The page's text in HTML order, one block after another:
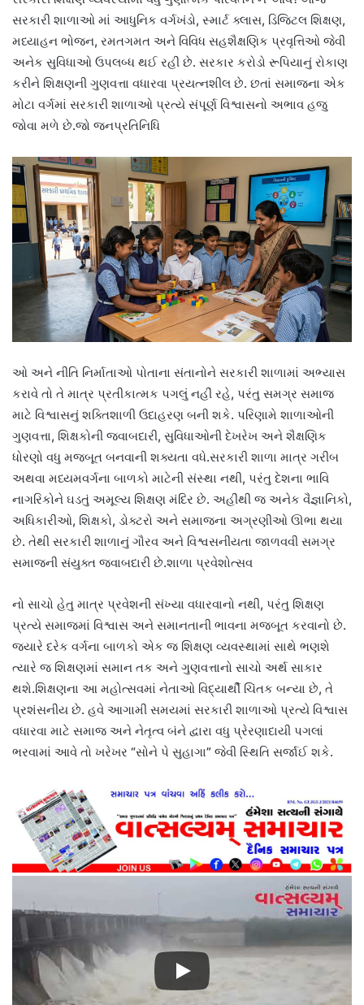
સરકારી શાળાઓ માં આધુનિક વર્ગખંડો, સ્માર્ટ ક્લાસ, ડિજિટલ શિક્ષણ,
મધ્યાહન ભોજન, રમતગમત અને વિવિધ સહશૈક્ષણિક પ્રવૃત્તિઓ જેવી
અનેક સુવિધાઓ ઉપલબ્ધ થઈ રહી છે. સરકાર કરોડો રૂપિયાનું રોકાણ
કરીને શિક્ષણની ગુણવત્તા વધારવા પ્રયત્નશીલ છે. છતાં સમાજના એક
મોટા વર્ગમાં સરકારી શાળાઓ પ્રત્યે સંપૂર્ણ વિશ્વાસનો અભાવ હજુ
જોવા મળે છે.જો જનપ્રતિનિધિ
ઓ અને નીતિ નિર્માતાઓ પોતાના સંતાનોને સરકારી શાળામાં અભ્યાસ
કરાવે તો તે માત્ર પ્રતીકાત્મક પગલું નહીં રહે, પરંતુ સમગ્ર સમાજ
માટે વિશ્વાસનું શક્તિશાળી ઉદાહરણ બની શકે. પરિણામે શાળાઓની
ગુણવત્તા, શિક્ષકોની જવાબદારી, સુવિધાઓની દેખરેખ અને શૈક્ષણિક
ધોરણો વધુ મજબૂત બનવાની શક્યતા વધે.સરકારી શાળા માત્ર ગરીબ
અથવા મધ્યમવર્ગના બાળકો માટેની સંસ્થા નથી, પરંતુ દેશના ભાવિ
નાગરિકોને ઘડતું અમૂલ્ય શિક્ષણ મંદિર છે. અહીંથી જ અનેક વૈજ્ઞાનિકો,
અધિકારીઓ, શિક્ષકો, ડોક્ટરો અને સમાજના અગ્રણીઓ ઊભા થયા
છે. તેથી સરકારી શાળાનું ગૌરવ અને વિશ્વસનીયતા જાળવવી સમગ્ર
સમાજની સંયુક્ત જવાબદારી છે.શાળા પ્રવેશોત્સવ
નો સાચો હેતુ માત્ર પ્રવેશની સંખ્યા વધારવાનો નથી, પરંતુ શિક્ષણ
પ્રત્યે સમાજમાં વિશ્વાસ અને સમાનતાની ભાવના મજબૂત કરવાનો છે.
જ્યારે દરેક વર્ગના બાળકો એક જ શિક્ષણ વ્યવસ્થામાં સાથે ભણશે
ત્યારે જ શિક્ષણમાં સમાન તક અને ગુણવત્તાનો સાચો અર્થ સાકાર
થશે.શિક્ષણના આ મહોત્સવમાં નેતાઓ વિદ્યાર્થી ચિંતક બન્યા છે, તે
પ્રશંસનીય છે. હવે આગામી સમયમાં સરકારી શાળાઓ પ્રત્યે વિશ્વાસ
વધારવા માટે સમાજ અને નેતૃત્વ બંને દ્વારા વધુ પ્રેરણાદાયી પગલાં
ભરવામાં આવે તો ખરેખર “સોને પે સુહાગા” જેવી સ્થિતિ સર્જાઈ શકે.